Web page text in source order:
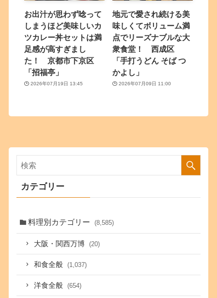
お出汁が思わず唸って
しまうほど美味しいカ
ツカレー丼セットは満
足感が高すぎまし
た！ 京都市下京区
「招福亭」
2026年07月19日 13:45
地元で愛され続ける美
味しくてボリューム満
点でリーズナブルな大
衆食堂！ 西成区
「手打うどん そば つ
かよし」
2026年07月09日 11:00
カテゴリー
料理別カテゴリー (8,585)
大阪・関西万博 (20)
和食全般 (1,037)
洋食全般 (654)